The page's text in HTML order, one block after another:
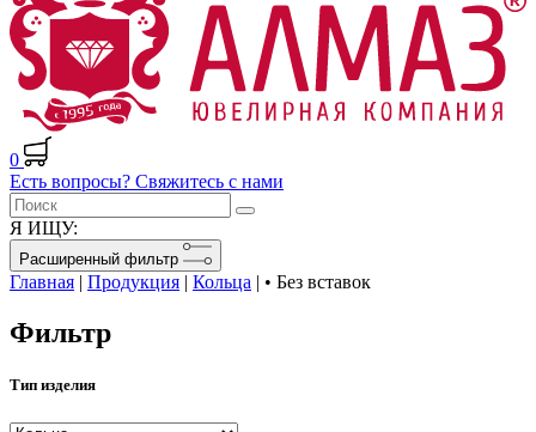
0
Есть вопросы? Свяжитесь с нами
Я ИЩУ:
Расширенный фильтр
Главная | Продукция | Кольца | • Без вставок
Фильтр
Тип изделия